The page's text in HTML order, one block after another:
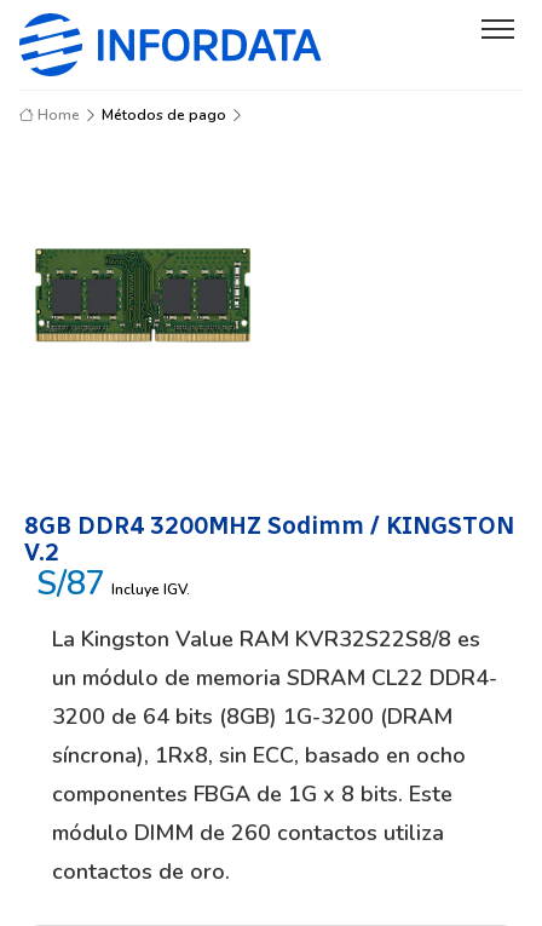
Home Métodos de pago
8GB DDR4 3200MHZ Sodimm / KINGSTON
V.2
La Kingston Value RAM KVR32S22S8/8 es
un módulo de memoria SDRAM CL22 DDR4-
3200 de 64 bits (8GB) 1G-3200 (DRAM
síncrona), 1Rx8, sin ECC, basado en ocho
componentes FBGA de 1G x 8 bits. Este
módulo DIMM de 260 contactos utiliza
contactos de oro.
S/87 Incluye IGV.